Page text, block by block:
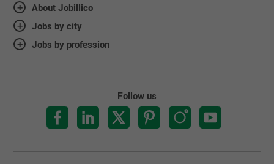
About Jobillico
Jobs by city
Jobs by profession
Follow us